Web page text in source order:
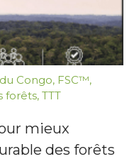
Congo, FSC™,
forêts, TTT
mieux
des forêts